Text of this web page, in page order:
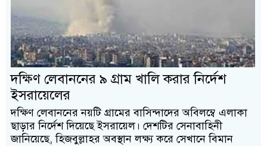
দক্ষিণ লেবাননের ৯ গ্রাম খালি করার নির্দেশ
ইসরায়েলের
দক্ষিণ লেবাননের নয়টি গ্রামের বাসিন্দাদের অবিলম্বে এলাকা
ছাড়ার নির্দেশ দিয়েছে ইসরায়েল। দেশটির সেনাবাহিনী
জানিয়েছে, হিজবুল্লাহর অবস্থান লক্ষ্য করে সেখানে বিমান